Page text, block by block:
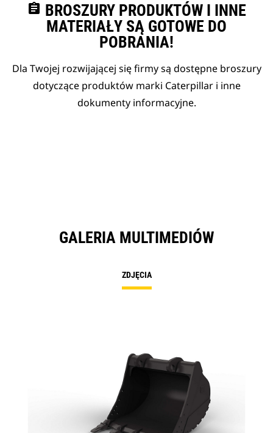
assignment BROSZURY PRODUKTÓW I INNE
MATERIAŁY SĄ GOTOWE DO
POBRANIA!
Dla Twojej rozwijającej się firmy są dostępne broszury
dotyczące produktów marki Caterpillar i inne
dokumenty informacyjne.
GALERIA MULTIMEDIÓW
ZDJĘCIA